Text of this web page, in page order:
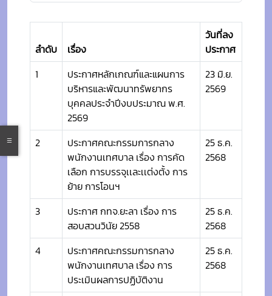
ลำดับ เรื่อง
วันที่ลง
ประกาศ
1
ประกาศหลักเกณฑ์และแผนการ
บริหารและพัฒนาทรัพยากร
บุคคลประจำปีงบประมาณ พ.ศ.
2569
23 มิ.ย.
2569
2
ประกาศคณะกรรมการกลาง
พนักงานเทศบาล เรื่อง การคัด
เลือก การบรรจุเเละเเต่งตั้ง การ
ย้าย การโอนฯ
25 ธ.ค.
2568
3
ประกาศ กทจ.ยะลา เรื่อง การ
สอบสวนวินัย 2558
25 ธ.ค.
2568
4
ประกาศคณะกรรมการกลาง
พนักงานเทศบาล เรื่อง การ
ประเมินผลการปฏิบัติงาน
25 ธ.ค.
2568